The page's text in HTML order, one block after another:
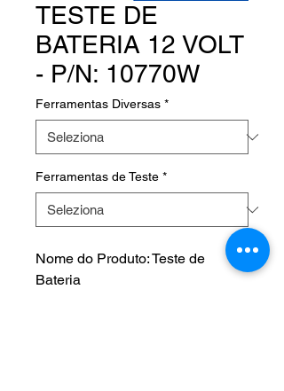
TESTE DE
BATERIA 12 VOLT
- P/N: 10770W
Ferramentas Diversas *
Ferramentas de Teste *
Nome do Produto: Teste de
Bateria